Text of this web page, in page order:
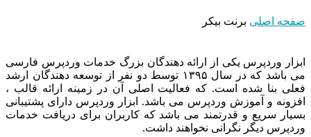
صفحه اصلی برنت بیکر
ابزار وردپرس یکی از ارائه دهندگان بزرگ خدمات وردپرس فارسی
می باشد که در سال ۱۳۹۵ توسط دو نفر از توسعه دهندگان ارشد
فعلی بنا شده است. که فعالیت اصلی آن در زمینه ارائه قالب ،
افزونه و آموزش وردپرس می باشد. ابزار وردپرس دارای پشتیبانی
بسیار سریع و قدرتمند می باشد که کاربران برای دریافت خدمات
وردپرس دیگر نگرانی نخواهند داشت.